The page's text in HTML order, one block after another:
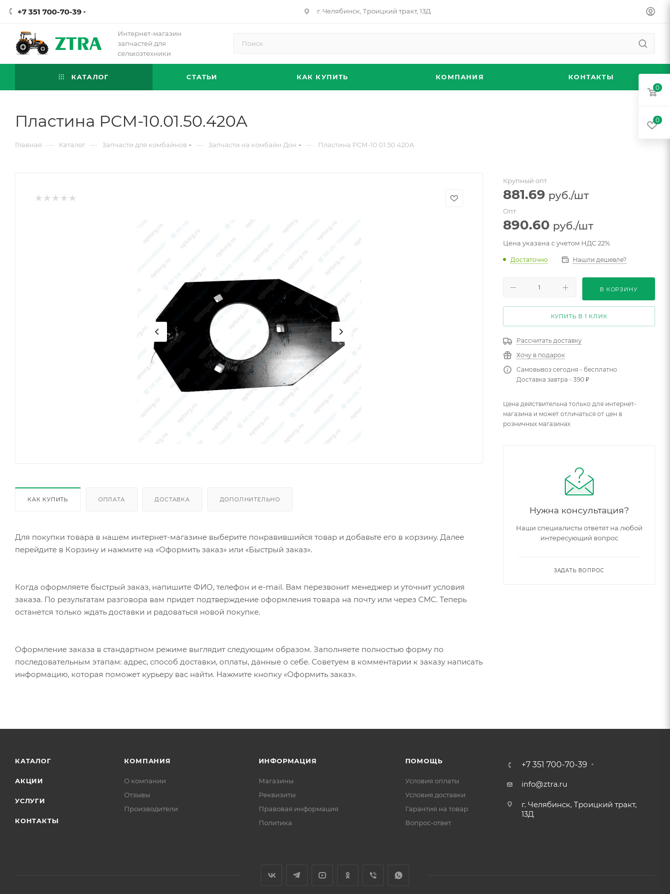
+7 351 700-70-39 г. Челябинск, Троицкий тракт, 13Д
Интернет-магазин
запчастей для
сельхозтехники
КАТАЛОГ СТАТЬИ КАК КУПИТЬ КОМПАНИЯ КОНТАКТЫ
Пластина РСМ-10.01.50.420А
Главная — Каталог — Запчасти для комбайнов — Запчасти на комбайн Дон — Пластина РСМ-10.01.50.420А
КАК КУПИТЬ ОПЛАТА ДОСТАВКА ДОПОЛНИТЕЛЬНО
Для покупки товара в нашем интернет-магазине выберите понравившийся товар и добавьте его в корзину. Далее
перейдите в Корзину и нажмите на «Оформить заказ» или «Быстрый заказ».
Когда оформляете быстрый заказ, напишите ФИО, телефон и e-mail. Вам перезвонит менеджер и уточнит условия
заказа. По результатам разговора вам придет подтверждение оформления товара на почту или через СМС. Теперь
останется только ждать доставки и радоваться новой покупке.
Оформление заказа в стандартном режиме выглядит следующим образом. Заполняете полностью форму по
последовательным этапам: адрес, способ доставки, оплаты, данные о себе. Советуем в комментарии к заказу написать
информацию, которая поможет курьеру вас найти. Нажмите кнопку «Оформить заказ».
Крупный опт
881.69 руб./шт
Опт
890.60 руб./шт
Цена указана с учетом НДС 22%
Достаточно Нашли дешевле?
В КОРЗИНУ
КУПИТЬ В 1 КЛИК
Рассчитать доставку
Хочу в подарок
Самовывоз сегодня - бесплатно
Доставка завтра - 390 ₽
Цена действительна только для интернет-
магазина и может отличаться от цен в
розничных магазинах
Нужна консультация?
Наши специалисты ответят на любой
интересующий вопрос
ЗАДАТЬ ВОПРОС
КАТАЛОГ
АКЦИИ
УСЛУГИ
КОНТАКТЫ
КОМПАНИЯ
О компании
Отзывы
Производители
ИНФОРМАЦИЯ
Магазины
Реквизиты
Правовая информация
Политика
ПОМОЩЬ
Условия оплаты
Условия доставки
Гарантия на товар
Вопрос-ответ
+7 351 700-70-39
info@ztra.ru
г. Челябинск, Троицкий тракт,
13Д
0
0